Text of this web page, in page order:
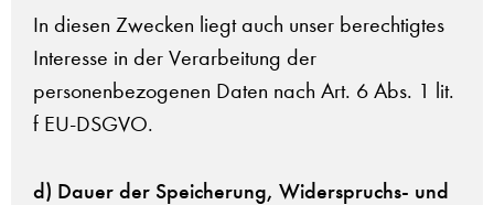
In diesen Zwecken liegt auch unser berechtigtes
Interesse in der Verarbeitung der
personenbezogenen Daten nach Art. 6 Abs. 1 lit.
f EU-DSGVO.
d) Dauer der Speicherung, Widerspruchs- und